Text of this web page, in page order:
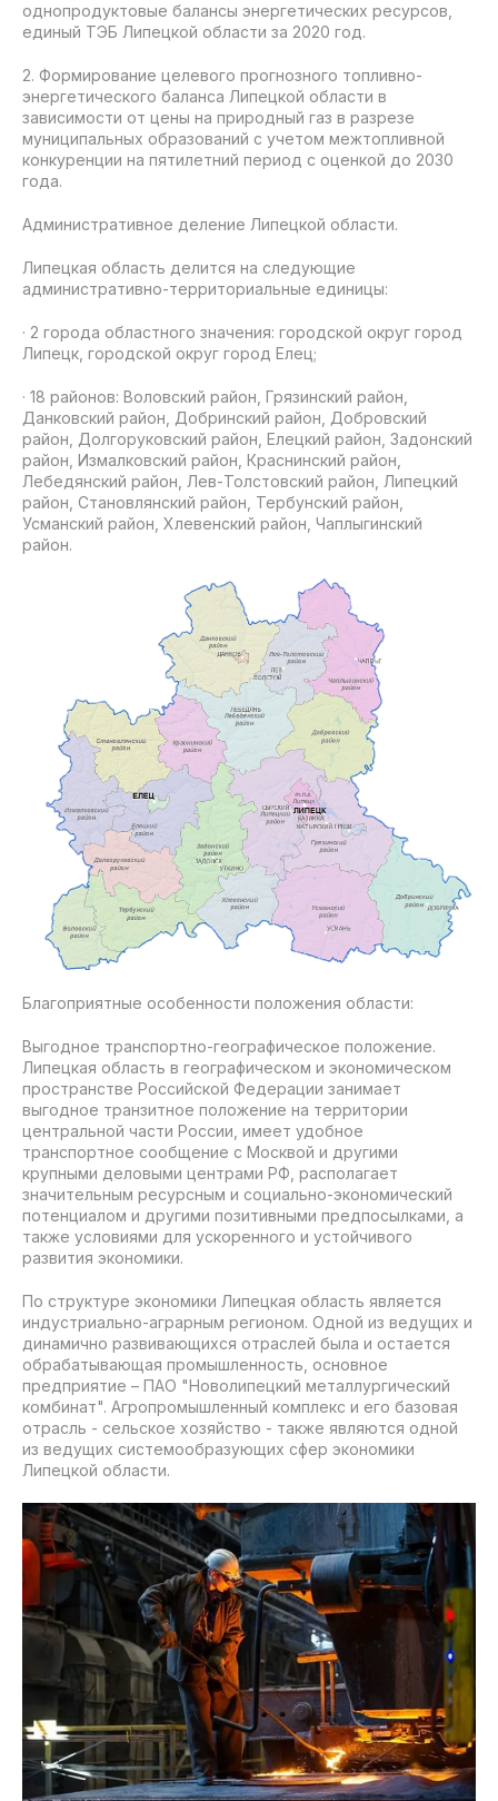
однопродуктовые балансы энергетических ресурсов,
единый ТЭБ Липецкой области за 2020 год.
2. Формирование целевого прогнозного топливно-
энергетического баланса Липецкой области в
зависимости от цены на природный газ в разрезе
муниципальных образований с учетом межтопливной
конкуренции на пятилетний период с оценкой до 2030
года.
Административное деление Липецкой области.
Липецкая область делится на следующие
административно-территориальные единицы:
· 2 города областного значения: городской округ город
Липецк, городской округ город Елец;
· 18 районов: Воловский район, Грязинский район,
Данковский район, Добринский район, Добровский
район, Долгоруковский район, Елецкий район, Задонский
район, Измалковский район, Краснинский район,
Лебедянский район, Лев-Толстовский район, Липецкий
район, Становлянский район, Тербунский район,
Усманский район, Хлевенский район, Чаплыгинский
район.
Благоприятные особенности положения области:
Выгодное транспортно-географическое положение.
Липецкая область в географическом и экономическом
пространстве Российской Федерации занимает
выгодное транзитное положение на территории
центральной части России, имеет удобное
транспортное сообщение с Москвой и другими
крупными деловыми центрами РФ, располагает
значительным ресурсным и социально-экономический
потенциалом и другими позитивными предпосылками, а
также условиями для ускоренного и устойчивого
развития экономики.
По структуре экономики Липецкая область является
индустриально-аграрным регионом. Одной из ведущих и
динамично развивающихся отраслей была и остается
обрабатывающая промышленность, основное
предприятие – ПАО "Новолипецкий металлургический
комбинат". Агропромышленный комплекс и его базовая
отрасль - сельское хозяйство - также являются одной
из ведущих системообразующих сфер экономики
Липецкой области.